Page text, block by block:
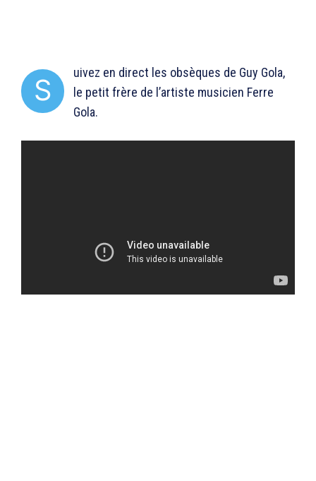
S
uivez en direct les obsèques de Guy Gola,
le petit frère de l’artiste musicien Ferre
Gola.